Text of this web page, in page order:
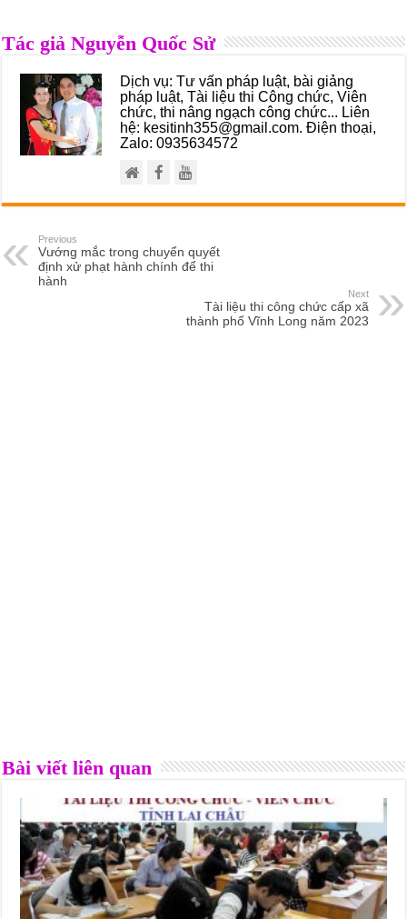
Tác giả Nguyễn Quốc Sử
Dịch vụ: Tư vấn pháp luật, bài giảng
pháp luật, Tài liệu thi Công chức, Viên
chức, thi nâng ngạch công chức... Liên
hệ: kesitinh355@gmail.com. Điện thoại,
Zalo: 0935634572
Previous
Vướng mắc trong chuyển quyết
định xử phạt hành chính để thi
hành
Next
Tài liệu thi công chức cấp xã
thành phố Vĩnh Long năm 2023
Bài viết liên quan